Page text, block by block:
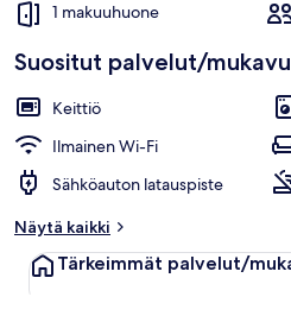
1 makuuhuone
Suositut palvelut/
Keittiö
Ilmainen Wi-Fi
Sähköauton latauspiste
Näytä kaikki
Tärkeimmät palvelut/